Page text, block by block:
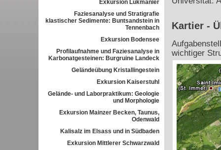
Exkursion Lukmanier
Faziesanalyse und Stratigrafie
klastischer Sedimente: Buntsandstein in
Tennenbach
Exkursion Bodensee
Profilaufnahme und Faziesanalyse in
Karbonatgesteinen: Burgruine Landeck
Geländeübung Kristallingestein
Exkursion Kaiserstuhl
Gelände- und Laborpraktikum: Geologie
und Morphologie
Exkursion Mainzer Becken, Taunus,
Odenwald
Kalisalz im Elsass und in Südbaden
Exkursion Mittlerer Schwarzwald
Kartier -
wichtiger